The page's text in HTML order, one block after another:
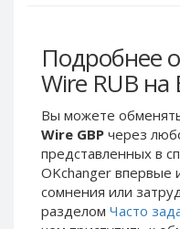
Подробнее
Wire RUB на
Вы можете
Wire GBP через
представленных в
OKchanger впервые
сомнения или
разделом Часто
Webmoney WMX
Webmoney WMB
Skril EUR
Skril INR
Skril PLN
Skril GBP